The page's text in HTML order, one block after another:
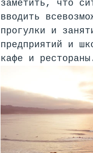
заметить, что
вводить
прогулки и
предприятий и
кафе и